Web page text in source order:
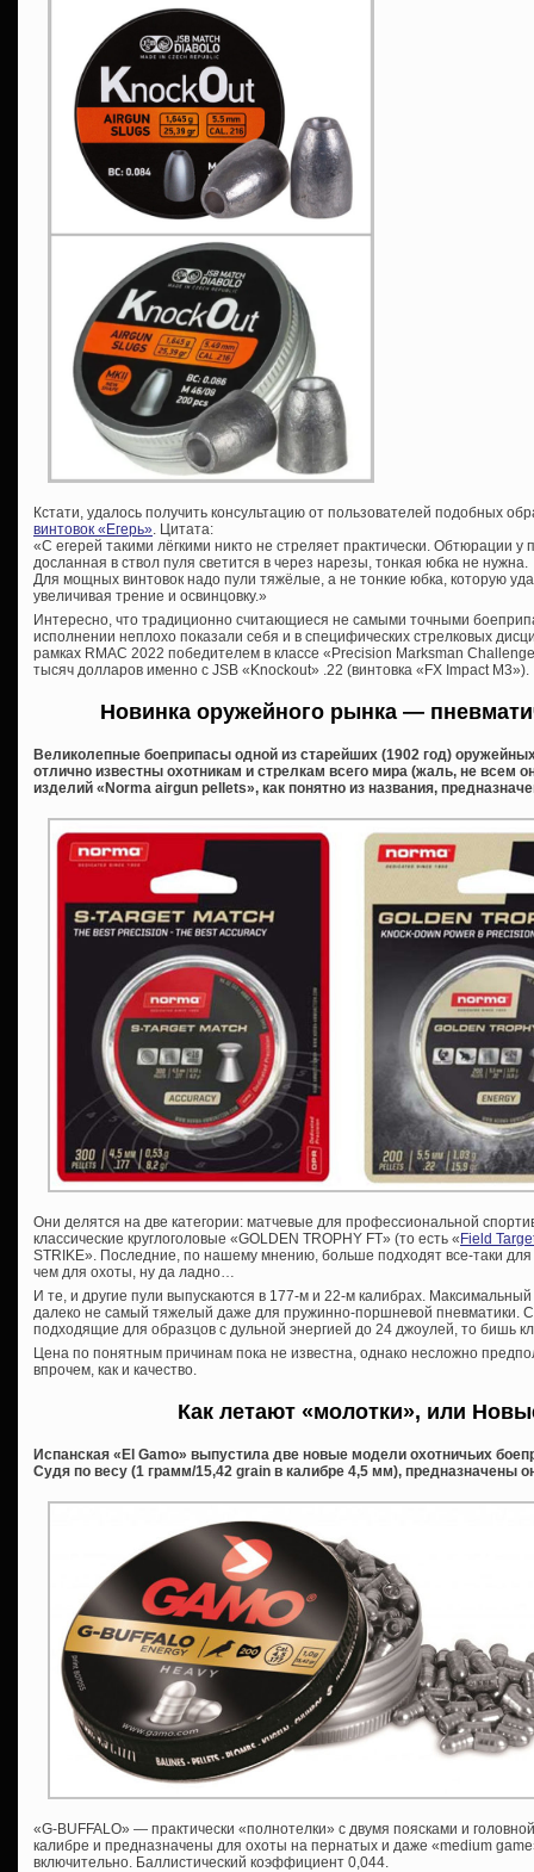
Кстати, удалось получить консультацию от пользователей подобных
винтовок «Егерь». Цитата:
«С егерей такими лёгкими никто не стреляет практически. Обтюрации у
досланная в ствол пуля светится в через нарезы, тонкая юбка не нужна.
Для мощных винтовок надо пули тяжёлые, а не тонкие юбка, которую
увеличивая трение и освинцовку.»
Интересно, что традиционно считающиеся не самыми точными
исполнении неплохо показали себя и в специфических стрелковых
рамках RMAC 2022 победителем в классе «Precision Marksman
тысяч долларов именно с JSB «Knockout» .22 (винтовка «FX Impact M3»).
Новинка оружейного рынка —
Великолепные боеприпасы одной из старейших (1902 год)
отлично известны охотникам и стрелкам всего мира (жаль, не всем
изделий «Norma airgun pellets», как понятно из названия,
Они делятся на две категории: матчевые для профессиональной
классические круглоголовые «GOLDEN TROPHY FT» (то есть «Field
STRIKE». Последние, по нашему мнению, больше подходят все-таки
чем для охоты, ну да ладно…
И те, и другие пули выпускаются в 177-м и 22-м калибрах.
далеко не самый тяжелый даже для пружинно-поршневой пневматики.
подходящие для образцов с дульной энергией до 24 джоулей, то бишь
Цена по понятным причинам пока не известна, однако несложно
впрочем, как и качество.
Как летают «молотки», или
Испанская «El Gamo» выпустила две новые модели охотничьих
Судя по весу (1 грамм/15,42 grain в калибре 4,5 мм), предназначены
«G-BUFFALO» — практически «полнотелки» с двумя поясками и
калибре и предназначены для охоты на пернатых и даже «medium
включительно. Баллистический коэффициент 0,044.